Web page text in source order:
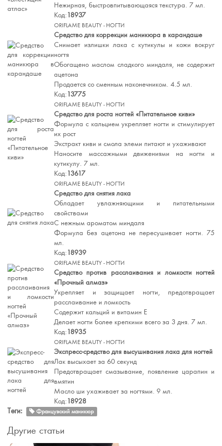
Нежирная, быстровпитывающаяся текстура. 7 мл.
Код:18937
ORIFLAME BEAUTY - НОГТИ
Средство для коррекции маникюра в карандаше
Снимает излишки лака с кутикулы и кожи вокруг
ногтя
Обогащено маслом сладкого миндаля, не содержит
ацетона
Продается со сменным наконечником. 4.5 мл.
Код:13775
ORIFLAME BEAUTY - НОГТИ
Средство для роста ногтей «Питательное киви»
Формула с кальцием укрепляет ногти и стимулирует
их рост
Экстракт киви и смола элеми питают и ухаживают
Наносите массажными движениями на ногти и
кутикулу. 7 мл.
Код:13617
ORIFLAME BEAUTY - НОГТИ
Средство для снятия лака
Обладает увлажняющими и питательными
свойствами
С нежным ароматом миндаля
Формула без ацетона не пересушивает ногти. 75
мл.
Код:18939
ORIFLAME BEAUTY - НОГТИ
Средство против расслаивания и ломкости ногтей
«Прочный алмаз»
Укрепляет и защищает ногти, предотвращает
расслаивание и ломкость
Содержит кальций и витамин Е
Делает ногти более крепкими всего за 3 дня. 7 мл.
Код:18935
ORIFLAME BEAUTY - НОГТИ
Экспресс-средство для высушивания лака для ногтей
Лак высыхает за 60 секунд
Предотвращает смазывание, появление царапин и
вмятин
Масло ши ухаживает за ногтями. 9 мл.
Код:18928
Теги:
Французский маникюр
Другие статьи